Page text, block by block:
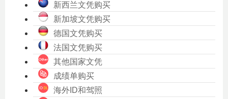
新西兰文凭购买
新加坡文凭购买
德国文凭购买
法国文凭购买
其他国家文凭
成绩单购买
海外ID和驾照